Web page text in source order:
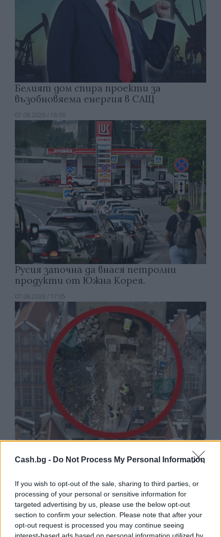
Cash.bg - Do Not Process My Personal Information
If you wish to opt-out of the sale, sharing to third parties, or
processing of your personal or sensitive information for
targeted advertising by us, please use the below opt-out
section to confirm your selection. Please note that after your
opt-out request is processed you may continue seeing
interest-based ads based on personal information utilized by
Белият дом спира проекти за
възобновяема енергия в САЩ
07.08.2026 / 18:00
Русия започна да внася петролни
продукти от Южна Корея.
07.08.2026 / 17:05
откриха под кафене за сладолед в
07.08.2026 / 16:00